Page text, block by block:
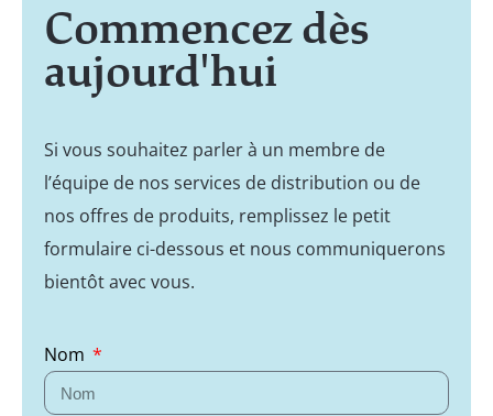
Commencez dès
aujourd'hui
Si vous souhaitez parler à un membre de
l’équipe de nos services de distribution ou de
nos offres de produits, remplissez le petit
formulaire ci-dessous et nous communiquerons
bientôt avec vous.
Nom